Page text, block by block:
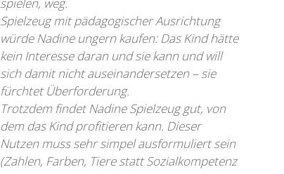
spielen, weg.
Spielzeug mit pädagogischer Ausrichtung
würde Nadine ungern kaufen: Das Kind hätte
kein Interesse daran und sie kann und will
sich damit nicht auseinandersetzen – sie
fürchtet Überforderung.
Trotzdem findet Nadine Spielzeug gut, von
dem das Kind profitieren kann. Dieser
Nutzen muss sehr simpel ausformuliert sein
(Zahlen, Farben, Tiere statt Sozialkompetenz